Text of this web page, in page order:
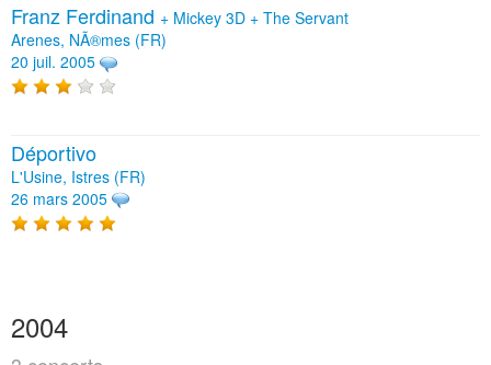
Franz Ferdinand + Mickey 3D + The Servant
Arenes, NÃ®mes (FR)
20 juil. 2005
Déportivo
L'Usine, Istres (FR)
26 mars 2005
2004